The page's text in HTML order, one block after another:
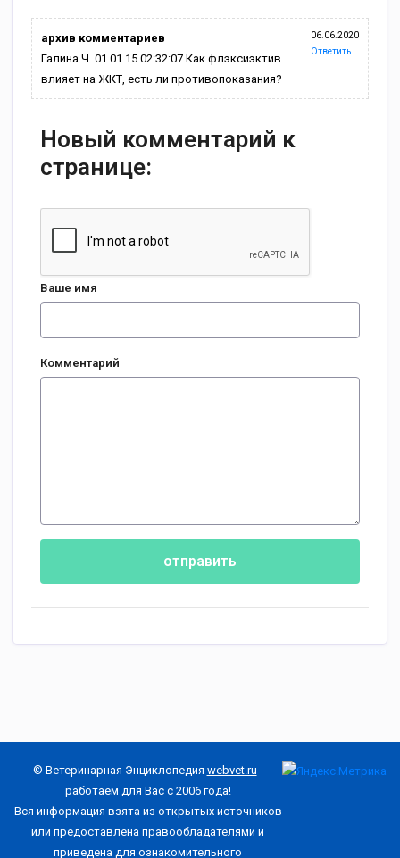
06.06.2020
Ответить
архив комментариев
Галина Ч. 01.01.15 02:32:07 Как флэксиэктив
влияет на ЖКТ, есть ли противопоказания?
Новый комментарий к
странице:
Ваше имя
Комментарий
отправить
© Ветеринарная Энциклопедия webvet.ru -
работаем для Вас с 2006 года!
Вся информация взята из открытых источников
или предоставлена правообладателями и
приведена для ознакомительного